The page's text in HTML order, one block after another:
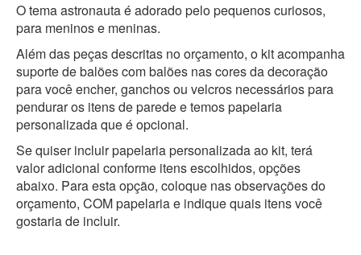
O tema astronauta é adorado pelo pequenos curiosos,
para meninos e meninas.
Além das peças descritas no orçamento, o kit acompanha
suporte de balões com balões nas cores da decoração
para você encher, ganchos ou velcros necessários para
pendurar os itens de parede e temos papelaria
personalizada que é opcional.
Se quiser incluir papelaria personalizada ao kit, terá
valor adicional conforme itens escolhidos, opções
abaixo. Para esta opção, coloque nas observações do
orçamento, COM papelaria e indique quais itens você
gostaria de incluir.